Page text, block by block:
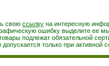
свою ссылку на интересную
ошибку выделите ее
подлежат обязательной
только при активной